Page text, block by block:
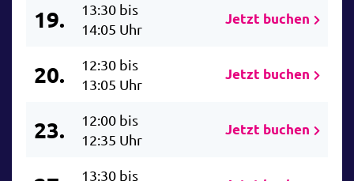
19.
13:30 bis
14:05 Uhr
Jetzt buchen
20.
12:30 bis
13:05 Uhr
Jetzt buchen
23.
12:00 bis
12:35 Uhr
Jetzt buchen
13:30 bis